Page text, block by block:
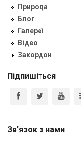
Природа
Блог
Галереї
Відео
Закордон
Підпишіться
Зв'язок з нами